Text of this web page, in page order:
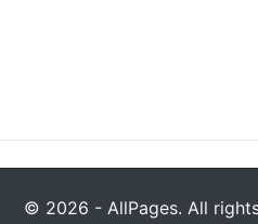
© 2026 - AllPages. All